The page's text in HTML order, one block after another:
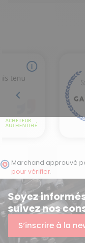
Marchand approuvé
pour vérifier.
Soyez
suivez nos
S’inscrire à la